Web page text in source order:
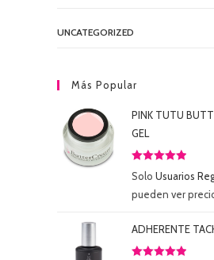
UNCATEGORIZED
Más Popular
PINK TUTU
GEL
Valorado
5.00
5
Solo Usuarios
pueden ver
ADHERENTE